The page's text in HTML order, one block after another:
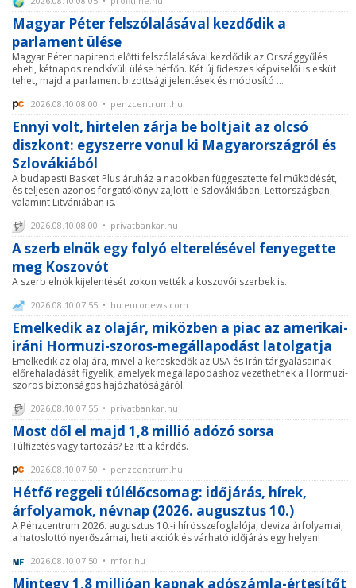
Magyar Péter felszólalásával kezdődik a
parlament ülése
Magyar Péter napirend előtti felszólalásával kezdődik az Országgyűlés
eheti, kétnapos rendkívüli ülése hétfőn. Két új fideszes képviselői is esküt
tehet, majd a parlament bizottsági jelentések és módosító ...
2026.08.10 08:00 • penzcentrum.hu
Ennyi volt, hirtelen zárja be boltjait az olcsó
diszkont: egyszerre vonul ki Magyarországról és
Szlovákiából
A budapesti Basket Plus áruház a napokban függesztette fel működését,
és teljesen azonos forgatókönyv zajlott le Szlovákiában, Lettországban,
valamint Litvániában is.
2026.08.10 08:00 • privatbankar.hu
A szerb elnök egy folyó elterelésével fenyegette
meg Koszovót
A szerb elnök kijelentését zokon vették a koszovói szerbek is.
2026.08.10 07:55 • hu.euronews.com
Emelkedik az olajár, miközben a piac az amerikai-
iráni Hormuzi-szoros-megállapodást latolgatja
Emelkedik az olaj ára, mivel a kereskedők az USA és Irán tárgyalásainak
előrehaladását figyelik, amelyek megállapodáshoz vezethetnek a Hormuzi-
szoros biztonságos hajózhatóságáról.
2026.08.10 07:55 • privatbankar.hu
Most dől el majd 1,8 millió adózó sorsa
Túlfizetés vagy tartozás? Ez itt a kérdés.
2026.08.10 07:50 • penzcentrum.hu
Hétfő reggeli túlélőcsomag: időjárás, hírek,
árfolyamok, névnap (2026. augusztus 10.)
A Pénzcentrum 2026. augusztus 10.-i hírösszefoglalója, deviza árfolyamai,
a hatoslottó nyerőszámai, heti akciók és várható időjárás egy helyen!
2026.08.10 07:50 • mfor.hu
Mintegy 1,8 millióan kapnak adószámla-értesítőt